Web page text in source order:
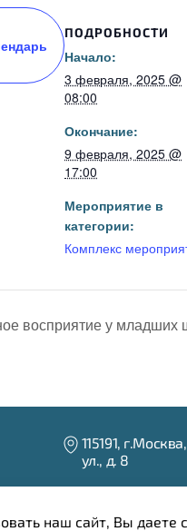
ПОДРОБНОСТИ
Начало:
3 февраля, 2025 @
08:00
Окончание:
9 февраля, 2025 @
17:00
Мероприятие в
категории:
Комплекс
восприятие у младших
115191,
ул., д. 8
+7 (499) 245-
наш сайт, Вы даете